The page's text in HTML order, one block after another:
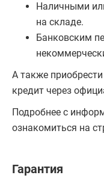
Наличными
на складе.
Банковским
А также
кредит через
Подробнее с
ознакомиться на
Гарантия